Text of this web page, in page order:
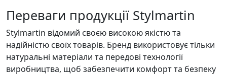
Переваги продукції Stylmartin
Stylmartin відомий своєю високою якістю та
надійністю своїх товарів. Бренд використовує тільки
натуральні матеріали та передові технології
виробництва, щоб забезпечити комфорт та безпеку